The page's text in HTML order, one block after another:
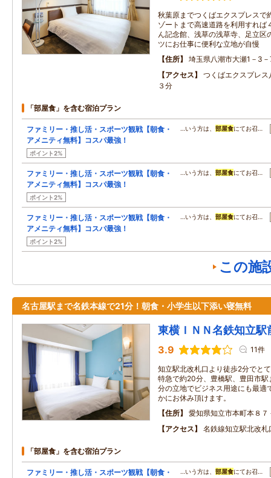
秋葉原までつくばエクスプレスで
ゾートまで高速道路を利用すれば
ん記念館、浅草の浅草寺、足立区
ツにお仕事に便利な立地が自慢
住所
埼玉県八潮市大瀬1－3
アクセス
つくばエクスプレ
３分
「部屋食」を含む宿泊プラン
ファミリー・推し活・スポーツ観戦【朝食・
アメニティ無料】コスパ最強！
ポイント2%
…いう方は、 部屋食にてお召…
ファミリー・推し活・スポーツ観戦【朝食・
アメニティ無料】コスパ最強！
ポイント2%
…いう方は、 部屋食にてお召…
ファミリー・推し活・スポーツ観戦【朝食・
アメニティ無料】コスパ最強！
ポイント2%
…いう方は、 部屋食にてお召…
この施
名古屋駅まで名鉄本線で21分！朝食・小学生以下添い寝無料
東横ＩＮＮ名鉄知立駅
3.9 11件
知立駅北改札口より徒歩2分でと
特急で約20分、豊橋駅、豊田市
分の立地でビジネス用途にも最適
かにお休み頂けます。
住所
愛知県知立市本町本８７
アクセス
名鉄線知立駅北改
「部屋食」を含む宿泊プラン
ファミリー・推し活・スポーツ観戦【朝食・
…いう方は、 部屋食にてお召…